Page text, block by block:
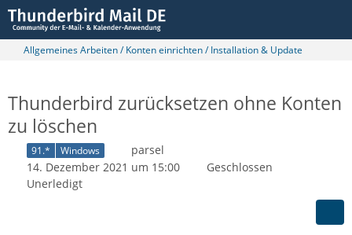
Allgemeines Arbeiten / Konten einrichten / Installation & Update
Thunderbird zurücksetzen ohne Konten
zu löschen
91.* Windows
parsel
14. Dezember 2021 um 15:00
Geschlossen
Unerledigt